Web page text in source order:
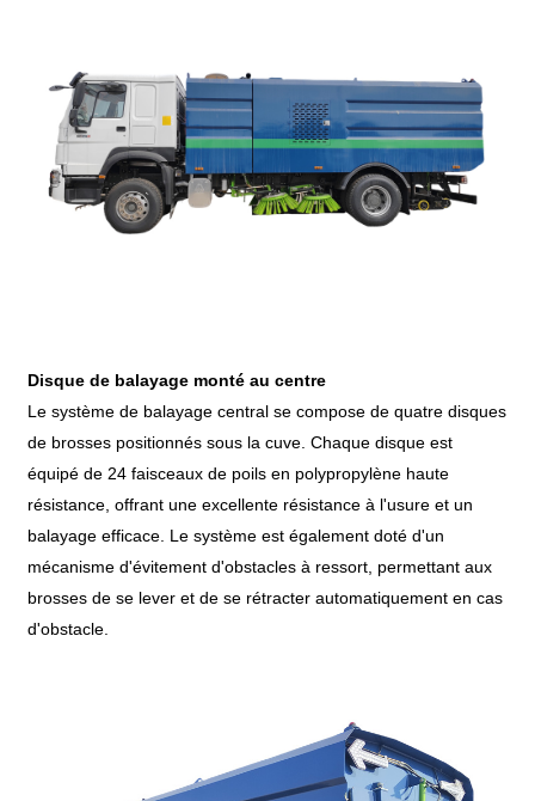
Disque de balayage monté au centre
Le système de balayage central se compose de quatre disques
de brosses positionnés sous la cuve. Chaque disque est
équipé de 24 faisceaux de poils en polypropylène haute
résistance, offrant une excellente résistance à l'usure et un
balayage efficace. Le système est également doté d'un
mécanisme d'évitement d'obstacles à ressort, permettant aux
brosses de se lever et de se rétracter automatiquement en cas
d'obstacle.